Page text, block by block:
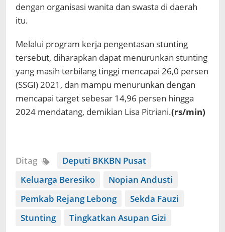
dengan organisasi wanita dan swasta di daerah
itu.
Melalui program kerja pengentasan stunting
tersebut, diharapkan dapat menurunkan stunting
yang masih terbilang tinggi mencapai 26,0 persen
(SSGI) 2021, dan mampu menurunkan dengan
mencapai target sebesar 14,96 persen hingga
2024 mendatang, demikian Lisa Pitriani.(rs/min)
Ditag
Deputi BKKBN Pusat
Keluarga Beresiko
Nopian Andusti
Pemkab Rejang Lebong
Sekda Fauzi
Stunting
Tingkatkan Asupan Gizi